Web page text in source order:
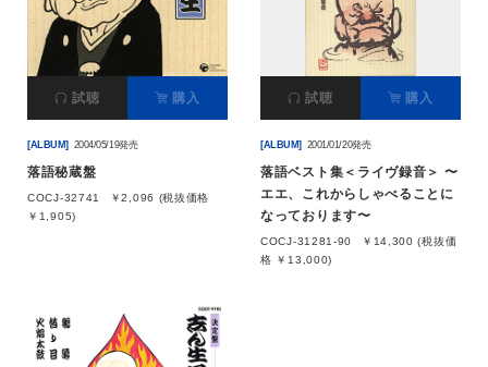
試聴 購入
[ALBUM] 2004/05/19発売
落語秘蔵盤
COCJ-32741
￥2,096 (税抜価格
￥1,905)
試聴 購入
[ALBUM] 2001/01/20発売
落語ベスト集＜ライヴ録音＞ 〜
エエ、これからしゃべることに
なっております〜
COCJ-31281-90
￥14,300 (税抜価
格 ￥13,000)